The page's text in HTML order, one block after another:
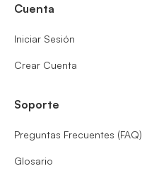
Cuenta
Iniciar Sesión
Crear Cuenta
Soporte
Preguntas Frecuentes (FAQ)
Glosario